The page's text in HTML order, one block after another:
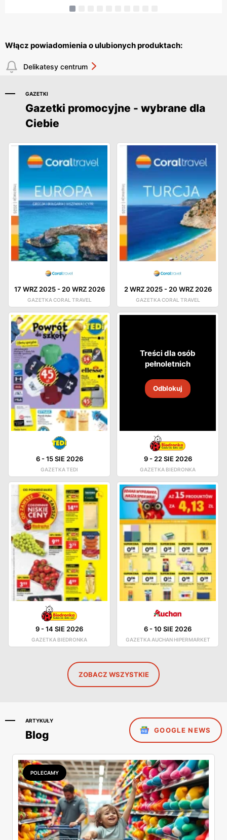
Włącz powiadomienia o ulubionych produktach:
Delikatesy centrum
GAZETKI
Gazetki promocyjne - wybrane dla
Ciebie
17 WRZ 2025- 20 WRZ 2026
GAZETKA CORAL TRAVEL
2 WRZ 2025- 20 WRZ 2026
GAZETKA CORAL TRAVEL
6-15 SIE 2026
GAZETKA TEDI
Treści dla osób
pełnoletnich
Odblokuj
9-22 SIE 2026
GAZETKA BIEDRONKA
9-14 SIE 2026
GAZETKA BIEDRONKA
6-10 SIE 2026
GAZETKA AUCHAN HIPERMARKET
ZOBACZ WSZYSTKIE
ARTYKUŁY
Blog GOOGLE NEWS
POLECAMY